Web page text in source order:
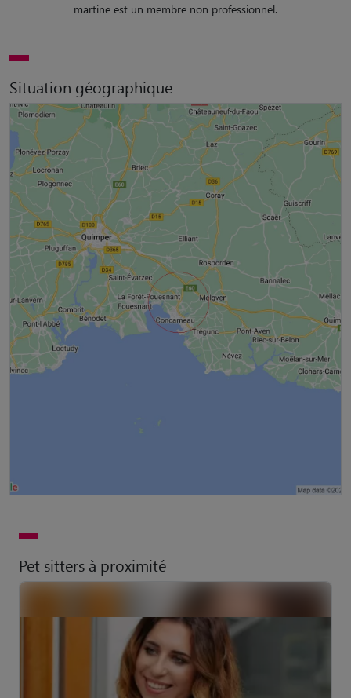
martine est un membre non professionnel.
Situation géographique
Pet sitters à proximité